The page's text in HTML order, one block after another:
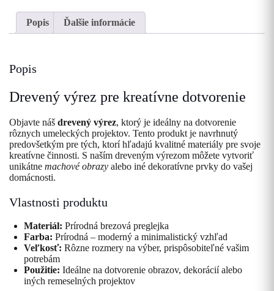
Popis Ďalšie informácie
Popis
Drevený výrez pre kreatívne dotvorenie
Objavte náš drevený výrez, ktorý je ideálny na dotvorenie
rôznych umeleckých projektov. Tento produkt je navrhnutý
predovšetkým pre tých, ktorí hľadajú kvalitné materiály pre svoje
kreatívne činnosti. S naším dreveným výrezom môžete vytvoriť
unikátne machové obrazy alebo iné dekoratívne prvky do vašej
domácnosti.
Vlastnosti produktu
Materiál: Prírodná brezová preglejka
Farba: Prírodná – moderný a minimalistický vzhľad
Veľkosť: Rôzne rozmery na výber, prispôsobiteľné vašim
potrebám
Použitie: Ideálne na dotvorenie obrazov, dekorácií alebo
iných remeselných projektov